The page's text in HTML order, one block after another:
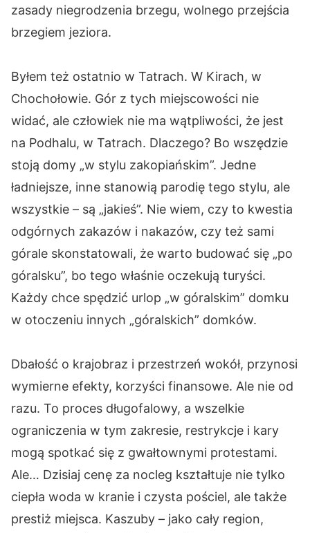
zasady niegrodzenia brzegu, wolnego przejścia
brzegiem jeziora.
Byłem też ostatnio w Tatrach. W Kirach, w
Chochołowie. Gór z tych miejscowości nie
widać, ale człowiek nie ma wątpliwości, że jest
na Podhalu, w Tatrach. Dlaczego? Bo wszędzie
stoją domy „w stylu zakopiańskim”. Jedne
ładniejsze, inne stanowią parodię tego stylu, ale
wszystkie – są „jakieś”. Nie wiem, czy to kwestia
odgórnych zakazów i nakazów, czy też sami
górale skonstatowali, że warto budować się „po
góralsku”, bo tego właśnie oczekują turyści.
Każdy chce spędzić urlop „w góralskim” domku
w otoczeniu innych „góralskich” domków.
Dbałość o krajobraz i przestrzeń wokół, przynosi
wymierne efekty, korzyści finansowe. Ale nie od
razu. To proces długofalowy, a wszelkie
ograniczenia w tym zakresie, restrykcje i kary
mogą spotkać się z gwałtownymi protestami.
Ale… Dzisiaj cenę za nocleg kształtuje nie tylko
ciepła woda w kranie i czysta pościel, ale także
prestiż miejsca. Kaszuby – jako cały region,